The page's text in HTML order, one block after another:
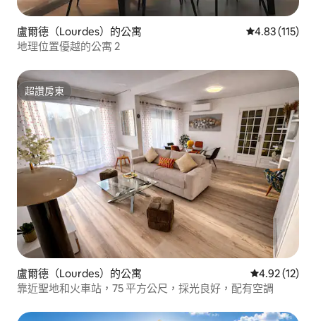
盧爾德（Lourdes）的公寓 從 115 則評價
4.83 (115)
地理位置優越的公寓 2
超讚房東
超讚房東
盧爾德（Lourdes）的公寓 從 12 則評價
4.92 (12)
靠近聖地和火車站，75 平方公尺，採光良好，配有空調